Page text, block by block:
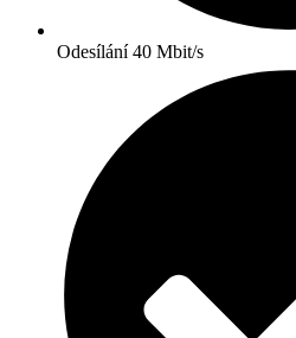
Odesílání 40 Mbit/s